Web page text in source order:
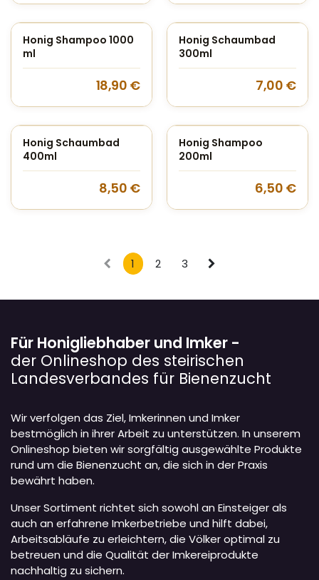
Honig Shampoo 1000
ml
18,90 €
Honig Schaumbad
300ml
7,00 €
Honig Schaumbad
400ml
8,50 €
Honig Shampoo
200ml
6,50 €
1 2 3
Für Honigliebhaber und Imker -
der Onlineshop des steirischen
Landesverbandes für Bienenzucht
Wir verfolgen das Ziel, Imkerinnen und Imker
bestmöglich in ihrer Arbeit zu unterstützen. In unserem
Onlineshop bieten wir sorgfältig ausgewählte Produkte
rund um die Bienenzucht an, die sich in der Praxis
bewährt haben.
Unser Sortiment richtet sich sowohl an Einsteiger als
auch an erfahrene Imkerbetriebe und hilft dabei,
Arbeitsabläufe zu erleichtern, die Völker optimal zu
betreuen und die Qualität der Imkereiprodukte
nachhaltig zu sichern.